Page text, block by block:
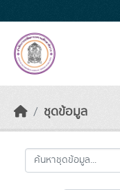
ชุดข้อมูล